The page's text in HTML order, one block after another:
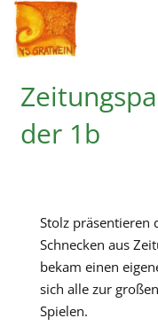
der 1b
Stolz präsentieren
Schnecken aus
bekam einen
sich alle zur
Spielen.